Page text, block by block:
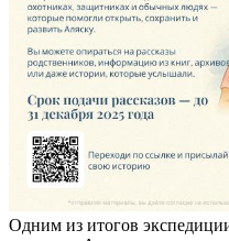
Одним из итогов